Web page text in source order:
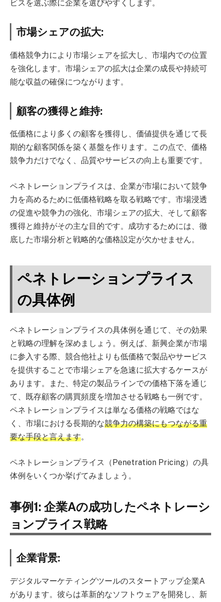
ビスを選ぶ際に企業を選びやすくします。
市場シェアの拡大:
価格競争力により市場シェアを拡大し、市場内での位置
を強化します。市場シェアの拡大は企業の成長や持続可
能な収益の確保につながります。
顧客の獲得と維持:
低価格により多くの顧客を獲得し、価値提供を通じて長
期的な顧客関係を築く基盤を作ります。この点で、価格
競争力だけでなく、品質やサービスの向上も重要です。
ペネトレーションプライスは、企業が市場において競争
力を高めるために低価格戦略を取る戦略です。市場浸透
の促進や競争力の強化、市場シェアの拡大、そして顧客
獲得と維持がその主な目的です。成功するためには、徹
底した市場分析と戦略的な価格設定が欠かせません。
ペネトレーションプライス
の具体例
ペネトレーションプライスの具体例を通じて、その効果
と戦略の理解を深めましょう。例えば、新興企業が市場
に参入する際、競合他社よりも低価格で製品やサービス
を提供することで市場シェアを急速に拡大するケースが
あります。また、特定の製品ラインでの価格下落を通じ
て、既存顧客の購買頻度を増加させる戦略も一例です。
ペネトレーションプライスは単なる価格の戦略ではな
く、市場における長期的な競争力の構築にもつながる重
要な手段と言えます。
ペネトレーションプライス（Penetration Pricing）の具
体例をいくつか挙げてみましょう。
事例1: 企業Aの成功したペネトレーシ
ョンプライス戦略
企業背景:
デジタルマーケティングツールのスタートアップ企業A
があります。彼らは革新的なソフトウェアを開発し、新